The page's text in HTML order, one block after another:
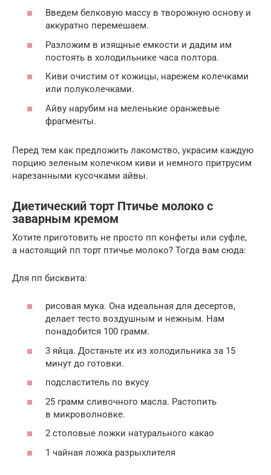
Введем белковую массу в творожную основу и
аккуратно перемешаем.
Разложим в изящные емкости и дадим им
постоять в холодильнике часа полтора.
Киви очистим от кожицы, нарежем колечками
или полуколечками.
Айву нарубим на меленькие оранжевые
фрагменты.
Перед тем как предложить лакомство, украсим каждую
порцию зеленым колечком киви и немного притрусим
нарезанными кусочками айвы.
Диетический торт Птичье молоко с
заварным кремом
Хотите приготовить не просто пп конфеты или суфле,
а настоящий пп торт птичье молоко? Тогда вам сюда:
Для пп бисквита:
рисовая мука. Она идеальная для десертов,
делает тесто воздушным и нежным. Нам
понадобится 100 грамм.
3 яйца. Достаньте их из холодильника за 15
минут до готовки.
подсластитель по вкусу
25 грамм сливочного масла. Растопить
в микроволновке.
2 столовые ложки натурального какао
1 чайная ложка разрыхлителя